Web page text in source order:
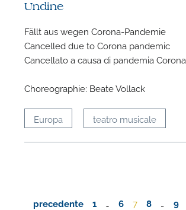
Undine
Fällt aus wegen Corona-Pandemie
Cancelled due to Corona pandemic
Cancellato a causa di pandemia Corona
Choreographie: Beate Vollack
Europa teatro musicale
precedente 1 6 7 8 9